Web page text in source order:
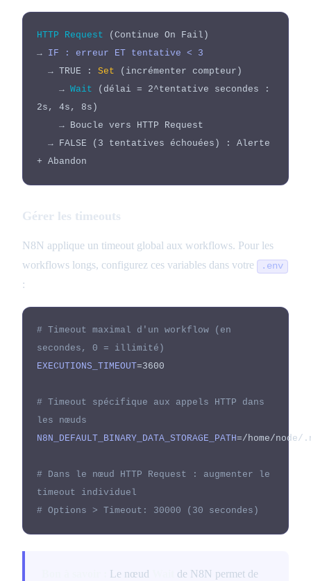
HTTP Request (Continue On Fail)
→ IF : erreur ET tentative < 3
→ TRUE : Set (incrémenter compteur)
→ Wait (délai = 2^tentative secondes :
2s, 4s, 8s)
→ Boucle vers HTTP Request
→ FALSE (3 tentatives échouées) : Alerte
+ Abandon
Gérer les timeouts
N8N applique un timeout global aux workflows. Pour les
workflows longs, configurez ces variables dans votre
.env
:
# Timeout maximal d'un workflow (en
secondes, 0 = illimité)
EXECUTIONS_TIMEOUT=3600
# Timeout spécifique aux appels HTTP dans
les nœuds
N8N_DEFAULT_BINARY_DATA_STORAGE_PATH=/home/node/
# Dans le nœud HTTP Request : augmenter le
timeout individuel
# Options > Timeout: 30000 (30 secondes)
Le nœud
de N8N permet de